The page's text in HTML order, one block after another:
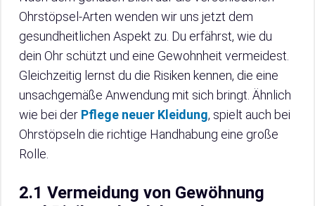
Ohrstöpsel-Arten wenden wir uns jetzt dem
gesundheitlichen Aspekt zu. Du erfährst, wie du
dein Ohr schützt und eine Gewohnheit vermeidest.
Gleichzeitig lernst du die Risiken kennen, die eine
unsachgemäße Anwendung mit sich bringt. Ähnlich
wie bei der Pflege neuer Kleidung, spielt auch bei
Ohrstöpseln die richtige Handhabung eine große
Rolle.
2.1 Vermeidung von Gewöhnung